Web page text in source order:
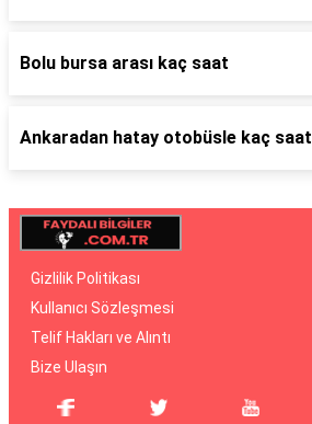
Bolu bursa arası kaç saat
Ankaradan hatay otobüsle kaç saat
Gizlilik Politikası
Kullanıcı Sözleşmesi
Telif Hakları ve Alıntı
Bize Ulaşın